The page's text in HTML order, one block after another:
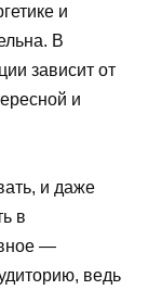
и
В
зависит от
и
и даже
в
—
ведь